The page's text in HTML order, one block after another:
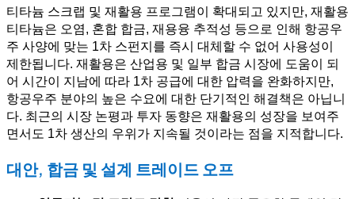
티타늄 스크랩 및 재활용 프로그램이 확대되고 있지만, 재활용
티타늄은 오염, 혼합 합금, 재용융 추적성 등으로 인해 항공우
주 사양에 맞는 1차 스펀지를 즉시 대체할 수 없어 사용성이
제한됩니다. 재활용은 산업용 및 일부 합금 시장에 도움이 되
어 시간이 지남에 따라 1차 공급에 대한 압력을 완화하지만,
항공우주 분야의 높은 수요에 대한 단기적인 해결책은 아닙니
다. 최근의 시장 논평과 투자 동향은 재활용의 성장을 보여주
면서도 1차 생산의 우위가 지속될 것이라는 점을 지적합니다.
대안, 합금 및 설계 트레이드 오프